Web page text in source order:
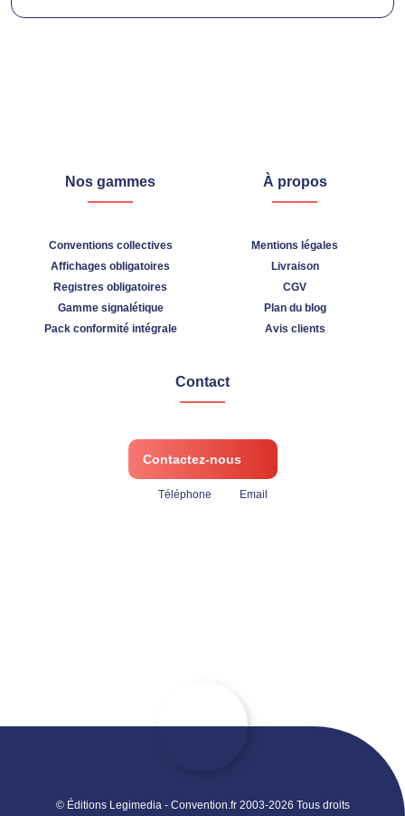
Nos gammes
Conventions collectives
Affichages obligatoires
Registres obligatoires
Gamme signalétique
Pack conformité intégrale
À propos
Mentions légales
Livraison
CGV
Plan du blog
Avis clients
Contact
Contactez-nous
Téléphone Email
© Éditions Legimedia - Convention.fr 2003-2026 Tous droits